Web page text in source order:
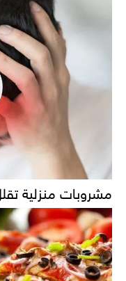
مشروبات منزلية